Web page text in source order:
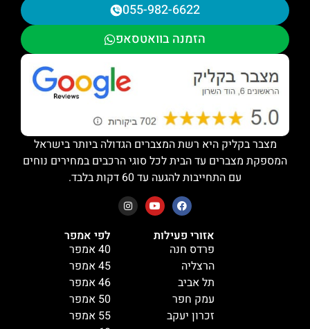
לפי אמפר
40 אמפר
45 אמפר
46 אמפר
50 אמפר
55 אמפר
אזורי פעילות
פרדס חנה
הרצליה
תל אביב
עמק חפר
זכרון יעקב
055-982-6622
הזמנה בוואטסאפ
מצבר בקליק היא רשת המצברים הגדולה ביותר בישראל
המספקת מצברים עד הבית לכל סוגי הרכבים במחירים נוחים
עם התחייבות להגעה עד 60 דקות בלבד.